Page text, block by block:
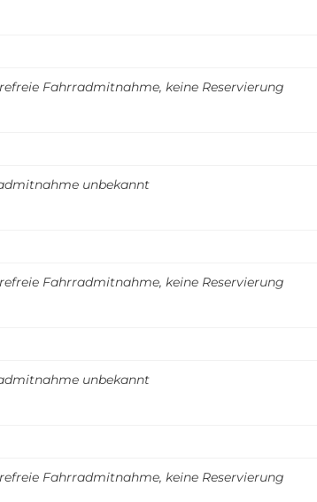
Fahrradmitnahme, keine Reservierung
unbekannt
Fahrradmitnahme, keine Reservierung
unbekannt
Fahrradmitnahme, keine Reservierung